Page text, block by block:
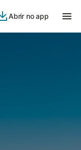
Abrir no app